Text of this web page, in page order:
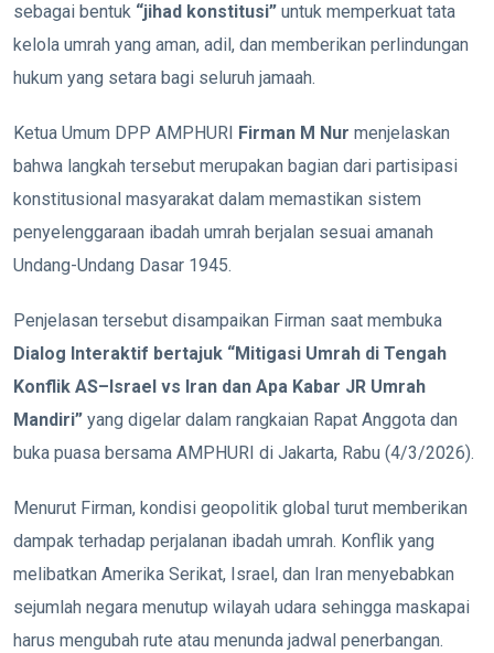
sebagai bentuk “jihad konstitusi” untuk memperkuat tata
kelola umrah yang aman, adil, dan memberikan perlindungan
hukum yang setara bagi seluruh jamaah.
Ketua Umum DPP AMPHURI Firman M Nur menjelaskan
bahwa langkah tersebut merupakan bagian dari partisipasi
konstitusional masyarakat dalam memastikan sistem
penyelenggaraan ibadah umrah berjalan sesuai amanah
Undang-Undang Dasar 1945.
Penjelasan tersebut disampaikan Firman saat membuka
Dialog Interaktif bertajuk “Mitigasi Umrah di Tengah
Konflik AS–Israel vs Iran dan Apa Kabar JR Umrah
Mandiri” yang digelar dalam rangkaian Rapat Anggota dan
buka puasa bersama AMPHURI di Jakarta, Rabu (4/3/2026).
Menurut Firman, kondisi geopolitik global turut memberikan
dampak terhadap perjalanan ibadah umrah. Konflik yang
melibatkan Amerika Serikat, Israel, dan Iran menyebabkan
sejumlah negara menutup wilayah udara sehingga maskapai
harus mengubah rute atau menunda jadwal penerbangan.